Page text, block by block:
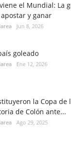
el Mundial: La
y ganar
Jun 8, 2026
goleado
Ene 12, 2026
la Copa de
de Colón ante...
Ago 29, 2025